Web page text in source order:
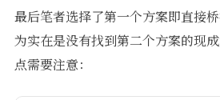
最后笔者选择了第一个方案即直接
为实在是没有找到第二个方案的现
点需要注意：